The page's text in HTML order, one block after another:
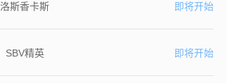
洛斯香卡斯 即将开始
SBV精英 即将开始